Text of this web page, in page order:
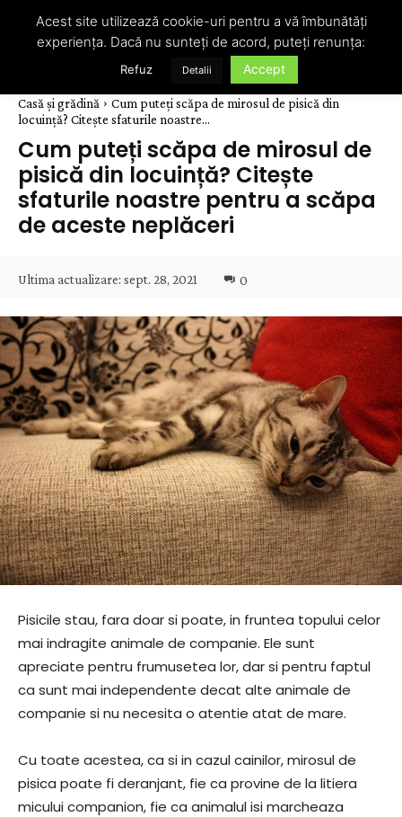
Casă și grădină
Cum puteți scăpa de mirosul de pisică din
locuință? Citește sfaturile noastre...
Cum puteți scăpa de mirosul de
pisică din locuință? Citește
sfaturile noastre pentru a scăpa
de aceste neplăceri
Ultima actualizare: sept. 28, 2021 0
Pisicile stau, fara doar si poate, in fruntea topului celor
mai indragite animale de companie. Ele sunt
apreciate pentru frumusetea lor, dar si pentru faptul
ca sunt mai independente decat alte animale de
companie si nu necesita o atentie atat de mare.
Cu toate acestea, ca si in cazul cainilor, mirosul de
pisica poate fi deranjant, fie ca provine de la litiera
micului companion, fie ca animalul isi marcheaza
Acest site utilizează cookie-uri pentru a vă îmbunătăți
experiența. Dacă nu sunteți de acord, puteți renunța:
Refuz Detalii Accept